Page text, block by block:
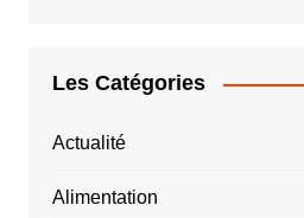
Les Catégories
Actualité
Alimentation